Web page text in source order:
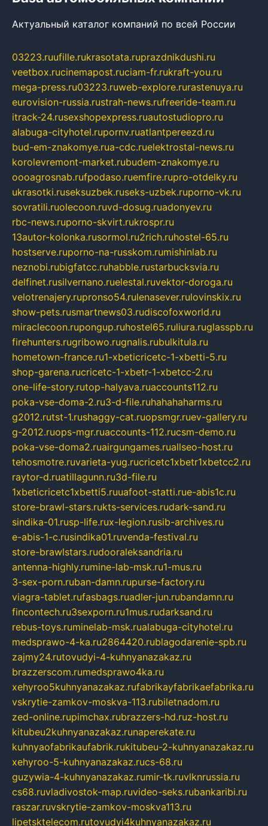
Актуальный каталог компаний по всей России
03223.ruufille.rukrasotata.ruprazdnikdushi.ru
veetbox.rucinemapost.ruciam-fr.rukraft-you.ru
mega-press.ru03223.ruweb-explore.rurastenuya.ru
eurovision-russia.rustrah-news.rufreeride-team.ru
itrack-24.rusexshopexpress.ruautostudiopro.ru
alabuga-cityhotel.rupornv.ruatlantpereezd.ru
bud-em-znakomye.rua-cdc.ruelektrostal-news.ru
korolevremont-market.rubudem-znakomye.ru
oooagrosnab.rufpodaso.ruemfire.rupro-otdelky.ru
ukrasotki.ruseksuzbek.ruseks-uzbek.ruporno-vk.ru
sovratili.ruolecoon.ruvd-dosug.ruadonyev.ru
rbc-news.ruporno-skvirt.rukrospr.ru
13autor-kolonka.rusormol.ru2rich.ruhostel-65.ru
hostserve.ruporno-na-russkom.rumishinlab.ru
neznobi.rubigfatcc.ruhabble.rustarbucksvia.ru
delfinet.rusilvernano.ruelestal.ruvektor-doroga.ru
velotrenajery.rupronso54.rulenasever.rulovinskix.ru
show-pets.rusmartnews03.rudiscofoxworld.ru
miraclecoon.rupongup.ruhostel65.ruliura.ruglasspb.ru
firehunters.rugribowo.rugnalis.rubulkitula.ru
hometown-france.ru1-xbeticricetc-1-xbetti-5.ru
shop-garena.rucricetc-1-xbetr-1-xbetcc-2.ru
one-life-story.rutop-halyava.ruaccounts112.ru
poka-vse-doma-2.ru3-d-file.ruhahahaharms.ru
g2012.rutst-1.rushaggy-cat.ruopsmgr.ruev-gallery.ru
g-2012.ruops-mgr.ruaccounts-112.rucsm-demo.ru
poka-vse-doma2.ruairgungames.ruallseo-host.ru
tehosmotre.ruvarieta-yug.rucricetc1xbetr1xbetcc2.ru
raytor-d.ruatillagunn.ru3d-file.ru
1xbeticricetc1xbetti5.ruuafoot-statti.rue-abis1c.ru
store-brawl-stars.rukts-services.rudark-sand.ru
sindika-01.rusp-life.rux-legion.rusib-archives.ru
e-abis-1-c.rusindika01.ruvenda-festival.ru
store-brawlstars.rudooraleksandria.ru
antenna-highly.rumine-lab-msk.ru1-mus.ru
3-sex-porn.ruban-damn.rupurse-factory.ru
viagra-tablet.rufasbags.ruadler-jun.rubandamn.ru
fincontech.ru3sexporn.ru1mus.rudarksand.ru
rebus-toys.ruminelab-msk.rualabuga-cityhotel.ru
medsprawo-4-ka.ru2864420.rublagodarenie-spb.ru
zajmy24.rutovudyi-4-kuhnyanazakaz.ru
brazzerscom.rumedsprawo4ka.ru
xehyroo5kuhnyanazakaz.rufabrikayfabrikaefabrika.ru
vskrytie-zamkov-moskva-113.rubiletnadom.ru
zed-online.rupimchax.rubrazzers-hd.ruz-host.ru
kitubeu2kuhnyanazakaz.runaperekate.ru
kuhnyaofabrikaufabrik.rukitubeu-2-kuhnyanazakaz.ru
xehyroo-5-kuhnyanazakaz.rucs-68.ru
guzywia-4-kuhnyanazakaz.rumir-tk.ruvlknrussia.ru
cs68.ruvladivostok-map.ruvideo-seks.rubankaribi.ru
raszar.ruvskrytie-zamkov-moskva113.ru
lipetsktelecom.rutovudyi4kuhnyanazakaz.ru